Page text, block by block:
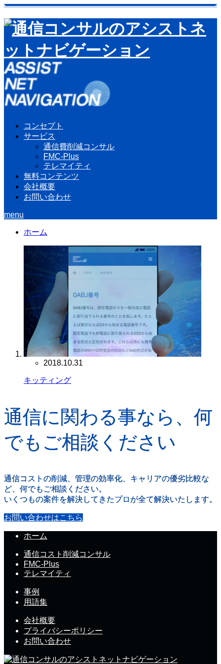
コンセプト
サービス
通信費削減コンサル
FMC-Plus
テレマイティ
無料コンテンツ
会社概要
お問い合わせ
menu
ホーム
2018.10.31
キッティング
通信に関わる事なら、何
でもご相談ください
通信コストの削減、管理の効率化、キャリアの優劣比較な
ど、何でもご相談ください。
いくつもの案件を解決してきたプロが全て解決いたします。
お問い合わせはこちら
ホーム
通信コスト削減コンサル
FMC-Plus
テレマイティ
事例
用語集
会社概要
プライバシーポリシー
お問い合わせ